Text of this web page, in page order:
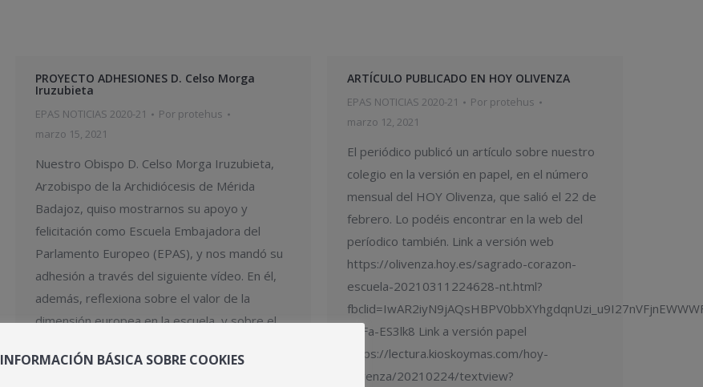
PROYECTO ADHESIONES D. Celso Morga
Iruzubieta
EPAS NOTICIAS 2020-21 Por protehus
marzo 15, 2021
Nuestro Obispo D. Celso Morga Iruzubieta,
Arzobispo de la Archidiócesis de Mérida
Badajoz, quiso mostrarnos su apoyo y
felicitación como Escuela Embajadora del
Parlamento Europeo (EPAS), y nos mandó su
adhesión a través del siguiente vídeo. En él,
además, reflexiona sobre el valor de la
dimensión europea en la escuela, y sobre el
ARTÍCULO PUBLICADO EN HOY OLIVENZA
EPAS NOTICIAS 2020-21 Por protehus
marzo 12, 2021
El periódico publicó un artículo sobre nuestro
colegio en la versión en papel, en el número
mensual del HOY Olivenza, que salió el 22 de
febrero. Lo podéis encontrar en la web del
períodico también. Link a versión web
https://olivenza.hoy.es/sagrado-corazon-
escuela-20210311224628-nt.html?
6XFa-ES3lk8 Link a versión papel
https://lectura.kioskoymas.com/hoy-
olivenza/20210224/textview?
INFORMACIÓN BÁSICA SOBRE COOKIES